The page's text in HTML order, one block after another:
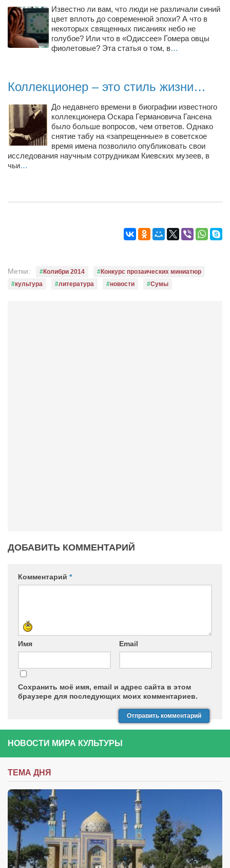
Фестиваль. Конкурс «Колибри» 2017
Конкурс «Колибри» 2016
Конкурс «Колибри» 2015
Литературный конкурс «Я люблю Украину»
Конкурс «Колибри — детям!» 2014
Конкурс «Колибри» 2013
Интервью
Афиша
Известно ли вам, что люди не различали синий
цвет вплоть до современной эпохи? А что в
некоторых священных писаниях небо не
голубое? Или что в «Одиссее» Гомера овцы
фиолетовые? Эта статья о том, в…
Коллекционер – это стиль жизни…
До недавнего времени в биографии известного
коллекционера Оскара Германовича Гансена
было больше вопросов, чем ответов. Однако
снятие табу на «запрещенные» в советское
время имена позволило опубликовать свои
исследования научным сотрудникам Киевских музеев, в
чьи…
Метки: Колибри 2014
Конкурс прозаических миниатюр
культура
литература новости Сумы
ДОБАВИТЬ КОММЕНТАРИЙ
Комментарий *
Имя Email
Сохранить моё имя, email и адрес сайта в этом
браузере для последующих моих комментариев.
НОВОСТИ МИРА КУЛЬТУРЫ
ТЕМА ДНЯ